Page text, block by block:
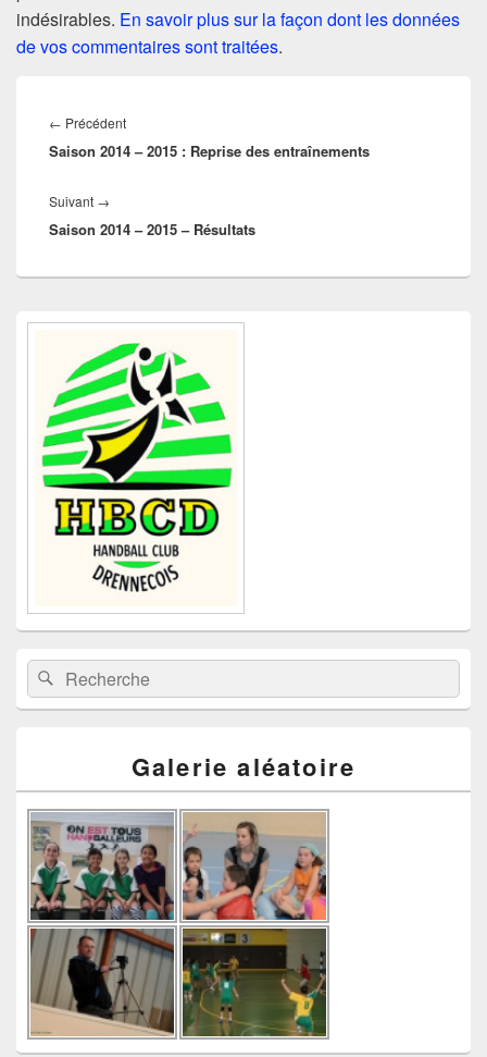
indésirables. En savoir plus sur la façon dont les données
de vos commentaires sont traitées.
de
l’article
← PrécédentArticle
précédent :
Saison 2014 – 2015 : Reprise des entraînements
Suivant →
suivant :
Saison 2014 – 2015 – Résultats
Zone
barre
latérale
Recherche :Rechercher
Galerie aléatoire